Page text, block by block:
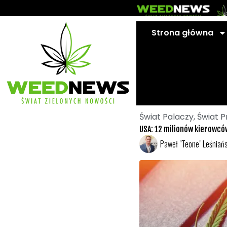
do
Strona główna
Świat Palaczy, Świat
USA: 12 milionów
Paweł "Teone"